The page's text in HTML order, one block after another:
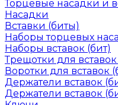
Торцевые насадки и
Насадки
Вставки (биты)
Наборы торцевых
Наборы вставок (бит)
Трещотки для вставок
Воротки для вставок
Держатели вставок
Держатели вставок